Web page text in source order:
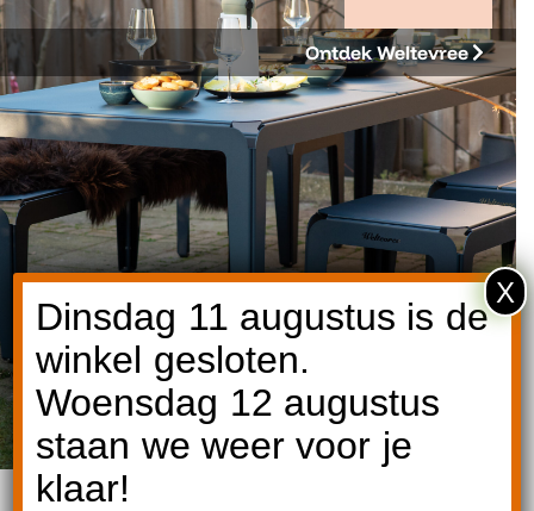
Ontdek Weltevree
Dinsdag 11 augustus is de
winkel gesloten.
Woensdag 12 augustus
staan we weer voor je
klaar!
X